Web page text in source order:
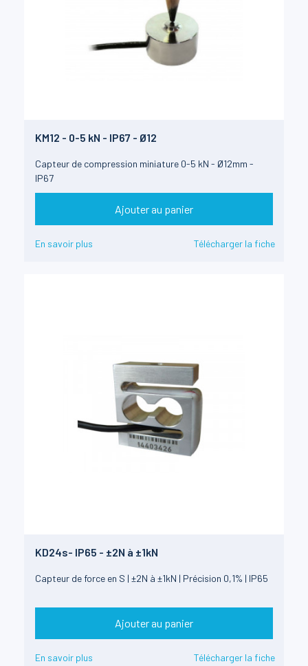
KM12 - 0-5 kN - IP67 - Ø12
Capteur de compression miniature 0-5 kN - Ø12mm -
IP67
Ajouter au panier
En savoir plus Télécharger la fiche
KD24s- IP65 - ±2N à ±1kN
Capteur de force en S | ±2N à ±1kN | Précision 0,1% | IP65
Ajouter au panier
En savoir plus Télécharger la fiche